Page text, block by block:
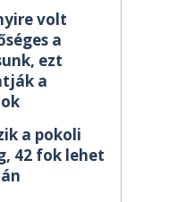
volt
a
ezt
a
a pokoli
42 fok lehet